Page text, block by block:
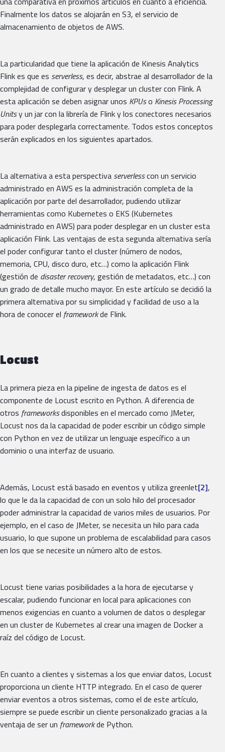
Finalmente los datos se alojarán en S3, el servicio de
almacenamiento de objetos de AWS.
La particularidad que tiene la aplicación de Kinesis Analytics
Flink es que es serverless, es decir, abstrae al desarrollador de la
complejidad de configurar y desplegar un cluster con Flink. A
esta aplicación se deben asignar unos KPUso Kinesis Processing
Unitsy un jar con la librería de Flink y los conectores necesarios
para poder desplegarla correctamente. Todos estos conceptos
serán explicados en los siguientes apartados.
La alternativa a esta perspectiva serverlesscon un servicio
administrado en AWS es la administración completa de la
aplicación por parte del desarrollador, pudiendo utilizar
herramientas como Kubernetes o EKS (Kubernetes
administrado en AWS) para poder desplegar en un cluster esta
aplicación Flink. Las ventajas de esta segunda alternativa sería
el poder configurar tanto el cluster (número de nodos,
memoria, CPU, disco duro, etc…) como la aplicación Flink
(gestión de disaster recovery, gestión de metadatos, etc…) con
un grado de detalle mucho mayor. En este artículo se decidió la
primera alternativa por su simplicidad y facilidad de uso a la
hora de conocer el frameworkde Flink.
Locust
La primera pieza en la pipeline de ingesta de datos es el
componente de Locust escrito en Python. A diferencia de
otros frameworksdisponibles en el mercado como JMeter,
Locust nos da la capacidad de poder escribir un código simple
con Python en vez de utilizar un lenguaje específico a un
dominio o una interfaz de usuario.
Además, Locust está basado en eventos y utiliza greenlet[2],
lo que le da la capacidad de con un solo hilo del procesador
poder administrar la capacidad de varios miles de usuarios. Por
ejemplo, en el caso de JMeter, se necesita un hilo para cada
usuario, lo que supone un problema de escalabilidad para casos
en los que se necesite un número alto de estos.
Locust tiene varias posibilidades a la hora de ejecutarse y
escalar, pudiendo funcionar en local para aplicaciones con
menos exigencias en cuanto a volumen de datos o desplegar
en un cluster de Kubernetes al crear una imagen de Docker a
raíz del código de Locust.
En cuanto a clientes y sistemas a los que enviar datos, Locust
proporciona un cliente HTTP integrado. En el caso de querer
enviar eventos a otros sistemas, como el de este artículo,
siempre se puede escribir un cliente personalizado gracias a la
ventaja de ser un frameworkde Python.